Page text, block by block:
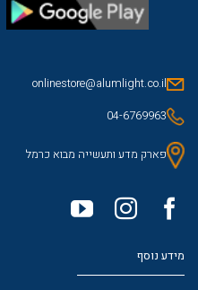
onlinestore@alumlight.co.il
04-6769963
פארק מדע ותעשייה מבוא כרמל
מידע נוסף